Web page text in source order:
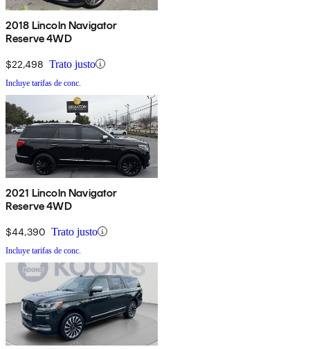
2018 Lincoln Navigator
Reserve 4WD
$22,498 Trato justo
Incluye tarifas de conc.
2021 Lincoln Navigator
Reserve 4WD
$44,390 Trato justo
Incluye tarifas de conc.